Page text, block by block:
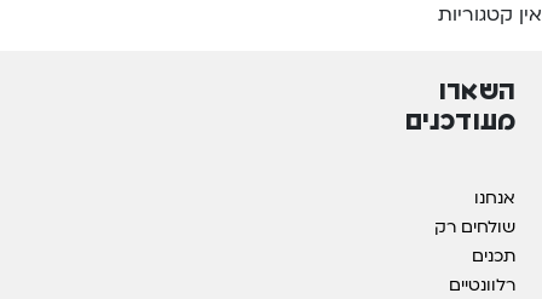
אין קטגוריות
השארו
מעודכנים
אנחנו
שולחים רק
תכנים
רלוונטיים